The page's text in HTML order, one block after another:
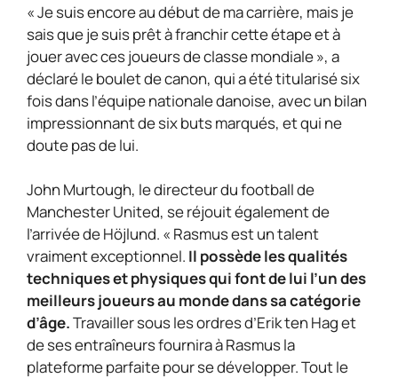
« Je suis encore au début de ma carrière, mais je
sais que je suis prêt à franchir cette étape et à
jouer avec ces joueurs de classe mondiale », a
déclaré le boulet de canon, qui a été titularisé six
fois dans l’équipe nationale danoise, avec un bilan
impressionnant de six buts marqués, et qui ne
doute pas de lui.
John Murtough, le directeur du football de
Manchester United, se réjouit également de
l’arrivée de Höjlund. « Rasmus est un talent
vraiment exceptionnel. Il possède les qualités
techniques et physiques qui font de lui l’un des
meilleurs joueurs au monde dans sa catégorie
d’âge.Travailler sous les ordres d’Erik ten Hag et
de ses entraîneurs fournira à Rasmus la
plateforme parfaite pour se développer. Tout le